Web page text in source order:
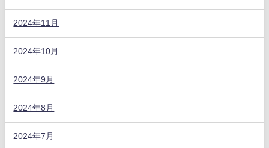
2024年11月
2024年10月
2024年9月
2024年8月
2024年7月